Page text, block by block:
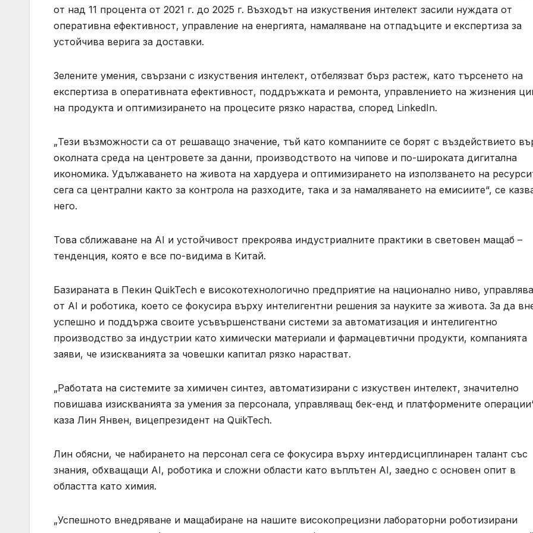
от над 11 процента от 2021 г. до 2025 г. Възходът на изкуствения интелект засили нуждата от
оперативна ефективност, управление на енергията, намаляване на отпадъците и експертиза за
устойчива верига за доставки.
Зелените умения, свързани с изкуствения интелект, отбелязват бърз растеж, като търсенето на
експертиза в оперативната ефективност, поддръжката и ремонта, управлението на жизнения
на продукта и оптимизирането на процесите рязко нараства, според LinkedIn.
„Тези възможности са от решаващо значение, тъй като компаниите се борят с въздействието
околната среда на центровете за данни, производството на чипове и по-широката дигитална
икономика. Удължаването на живота на хардуера и оптимизирането на използването на
сега са централни както за контрола на разходите, така и за намаляването на емисиите“, се
него.
Това сближаване на AI и устойчивост прекроява индустриалните практики в световен мащаб –
тенденция, която е все по-видима в Китай.
Базираната в Пекин QuikTech е високотехнологично предприятие на национално ниво,
от AI и роботика, което се фокусира върху интелигентни решения за науките за живота. За да
успешно и поддържа своите усъвършенствани системи за автоматизация и интелигентно
производство за индустрии като химически материали и фармацевтични продукти, компанията
заяви, че изискванията за човешки капитал рязко нарастват.
„Работата на системите за химичен синтез, автоматизирани с изкуствен интелект, значително
повишава изискванията за умения за персонала, управляващ бек-енд и платформените
каза Лин Янвен, вицепрезидент на QuikTech.
Лин обясни, че набирането на персонал сега се фокусира върху интердисциплинарен талант със
знания, обхващащи AI, роботика и сложни области като въплътен AI, заедно с основен опит в
областта като химия.
„Успешното внедряване и мащабиране на нашите високопрецизни лабораторни роботизирани